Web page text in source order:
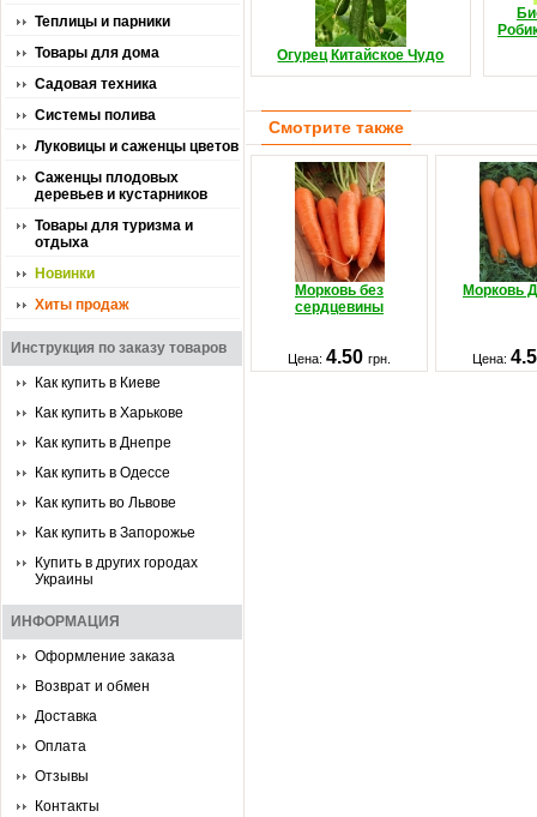
Теплицы и парники
Товары для дома
Садовая техника
Системы полива
Луковицы и саженцы цветов
Саженцы плодовых
деревьев и кустарников
Товары для туризма и
отдыха
Новинки
Хиты продаж
Инструкция по заказу товаров
Как купить в Киеве
Как купить в Харькове
Как купить в Днепре
Как купить в Одессе
Как купить во Львове
Как купить в Запорожье
Купить в других городах
Украины
ИНФОРМАЦИЯ
Оформление заказа
Возврат и обмен
Доставка
Оплата
Отзывы
Контакты
Огурец Китайское Чудо
Смотрите также
Морковь без
сердцевины
Морковь
Цена: 4.50 грн. Цена: